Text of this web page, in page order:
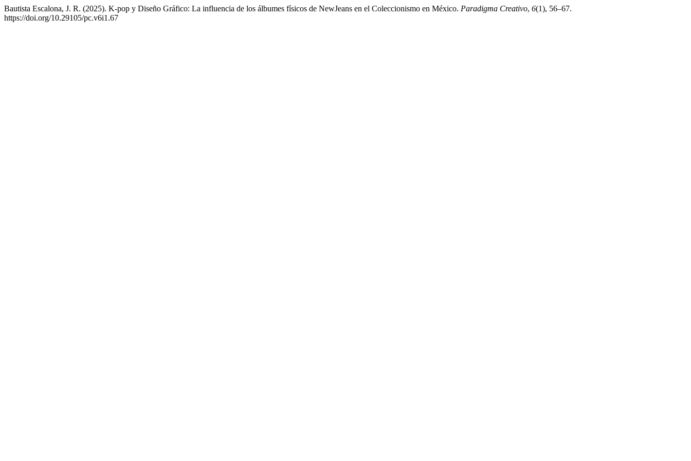
Bautista Escalona, J. R. (2025). K-pop y Diseño Gráfico: La influencia de los álbumes físicos de NewJeans en el Coleccionismo en México. Paradigma Creativo, 6(1), 56–67.
https://doi.org/10.29105/pc.v6i1.67